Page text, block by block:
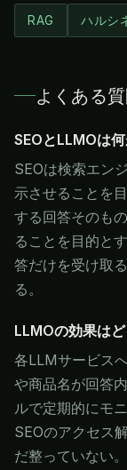
RAG ハルシ
よくある
SEOとLLMOは
SEOは検索エン
示させることを
する回答そのも
ることを目的と
答だけを受け取
る。
LLMOの効果は
各LLMサービス
や商品名が回答
ルで定期的にモ
SEOのアクセス
だ整っていない。